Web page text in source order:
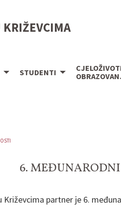
STUDENTI
6.
Križevcima partner je 6.